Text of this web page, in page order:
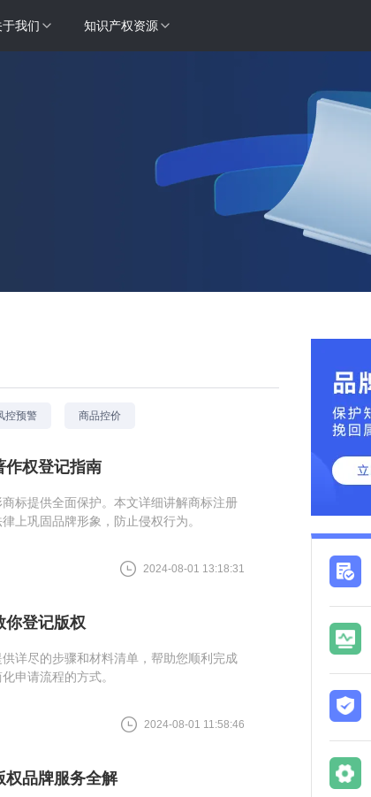
于我们 知识产权资源
控预警 商品控价
作权登记指南
标提供全面保护。本文详细讲解商标注册
上巩固品牌形象，防止侵权行为。
2024-08-01 13:18:31
你登记版权
详尽的步骤和材料清单，帮助您顺利完成
申请流程的方式。
2024-08-01 11:58:46
品牌服务全解